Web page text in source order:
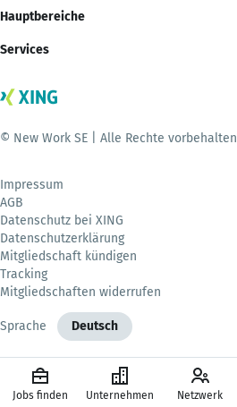
Hauptbereiche
Services
© New Work SE | Alle Rechte vorbehalten
Impressum
AGB
Datenschutz bei XING
Datenschutzerklärung
Mitgliedschaft kündigen
Tracking
Mitgliedschaften widerrufen
Sprache Deutsch
Jobs finden Unternehmen Netzwerk